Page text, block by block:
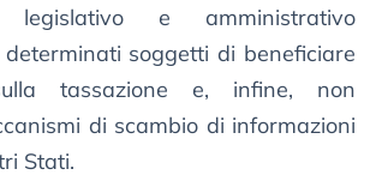
e amministrativo
soggetti di beneficiare
tassazione e, infine, non
di scambio di informazioni
Stati.